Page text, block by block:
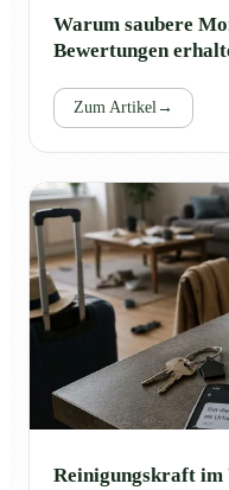
Warum saubere
Bewertungen
Zum Artikel →
Reinigungskraft im